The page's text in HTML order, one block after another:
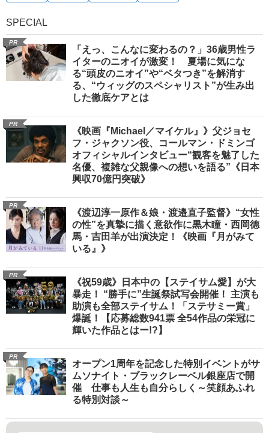
SPECIAL
PR
「えっ、こんなに変わるの？」36歳男性ラ
イターのニオイが激変！ 夏場に気にな
る“頭皮のニオイ”や“ベタつき”を解消す
る、“ウィッグのスペシャリスト”が生み出
した徹底ケアとは
PR
《映画『Michael／マイケル』》父ジョセ
フ・ジャクソン役、コールマン・ドミンゴ
オフィシャルインタビュー“観客を魅了した
名優、複雑な父親像への想いを語る”《日本
興収70億円突破》
PR
《渡辺淳一原作＆娘・渡邉直子監督》“女性
の性”を真摯に描く意欲作に黒木瞳・西岡德
馬・吉田羊が出演決定！《映画『月がみて
いる』》
PR
《祝59歳》日本中の【ステイサム愛】が大
暴走！ “勝手に”生誕祭試写会開催！ 主演も
助演も全部ステイサム！「ステサミー賞」
爆誕！【応募総数941票 全54作品の栄冠に
輝いた作品とはー!?】
PR
オープン1周年を記念した特別イベントがサ
ムソナイト・ブラックレーベル銀座店で開
催 仕事も人生も自分らしく～笑顔あふれ
る特別対談～